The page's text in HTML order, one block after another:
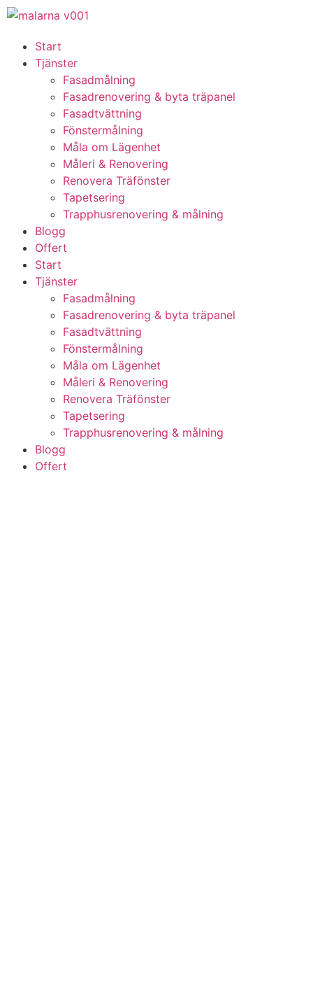
Start
Tjänster
Fasadmålning
Fasadrenovering & byta träpanel
Fasadtvättning
Fönstermålning
Måla om Lägenhet
Måleri & Renovering
Renovera Träfönster
Tapetsering
Trapphusrenovering & målning
Blogg
Offert
Start
Tjänster
Fasadmålning
Fasadrenovering & byta träpanel
Fasadtvättning
Fönstermålning
Måla om Lägenhet
Måleri & Renovering
Renovera Träfönster
Tapetsering
Trapphusrenovering & målning
Blogg
Offert